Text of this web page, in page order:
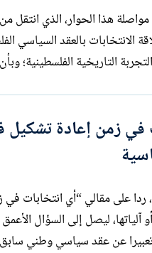
هذا الحوار، الذي انتقل
الانتخابات بالعقد السياسي
التاريخية الفلسطينية؛
زمن إعادة تشكيل
ردا على مقالي “أي انتخابات
ليصل إلى السؤال الأعمق